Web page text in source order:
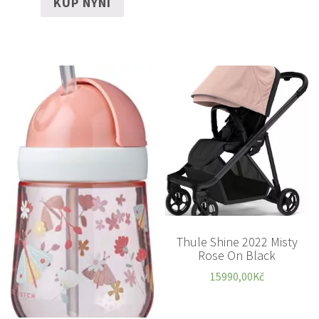
Thule Shine 2022 Misty
Rose On Black
15990,00Kč